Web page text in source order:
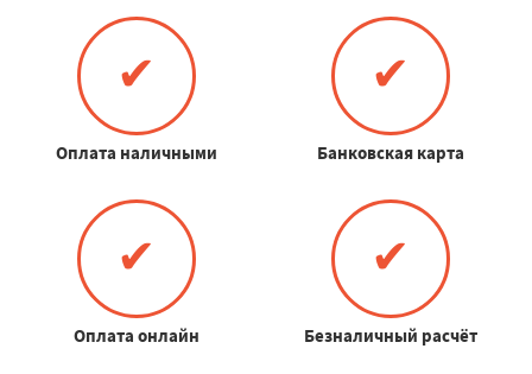
✔
Оплата наличными
✔
Банковская карта
✔
Оплата онлайн
✔
Безналичный расчёт